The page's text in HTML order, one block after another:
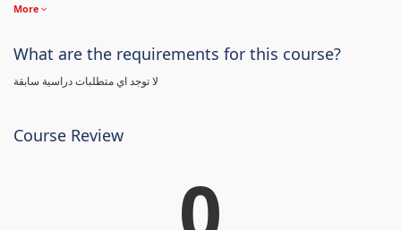
More
What are the requirements for this course?
لا توجد اي متطلبات دراسية سابقة
Course Review